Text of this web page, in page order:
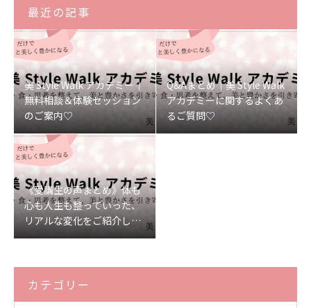
最近の記事
美 Style Walk アカデミー｜
無料相談＆体験セッション
のご案内♡
Q&Aまとめ｜美 Style Walk
アカデミーに関するよくあ
るご質問♡
《受講生の声まとめ》体も
心も人生も整っていった、
リアルな変化をご紹介しま
す♡
カテゴリー